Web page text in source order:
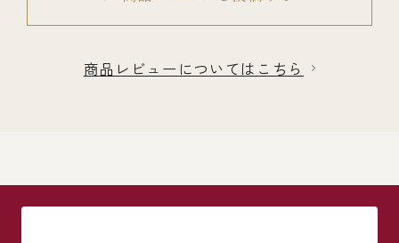
商品レビューについてはこちら